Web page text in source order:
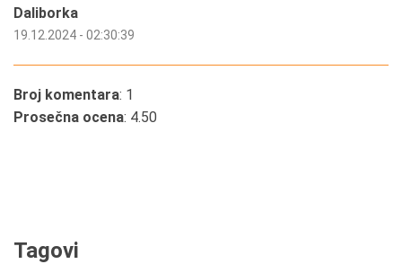
Daliborka
19.12.2024 - 02:30:39
Broj komentara: 1
Prosečna ocena: 4.50
Tagovi